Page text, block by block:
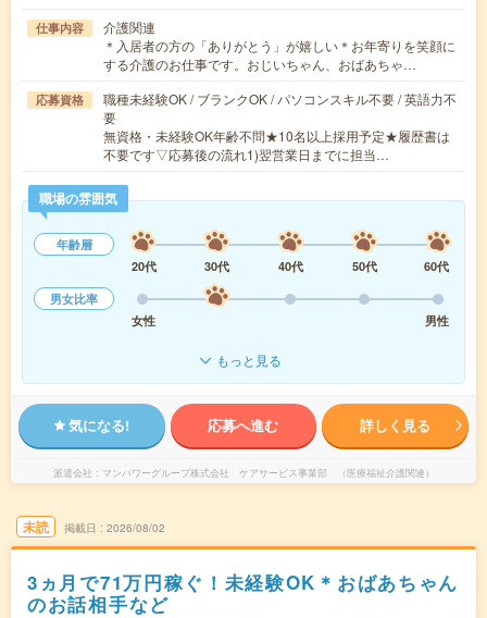
仕事内容
介護関連
＊入居者の方の「ありがとう」が嬉しい＊お年寄りを笑顔に
する介護のお仕事です。おじいちゃん、おばあちゃ…
応募資格
職種未経験OK / ブランクOK / パソコンスキル不要 / 英語力不
要
無資格・未経験OK年齢不問★10名以上採用予定★履歴書は
不要です▽応募後の流れ1)翌営業日までに担当…
職場の雰囲気
年齢層
20代
30代 40代 50代
60代
男女比率
女性
男性
もっと見る
気になる! 応募へ進む 詳しく見る
派遣会社 マンパワーグループ株式会社 ケアサービス事業部 （医療福祉介護関連）
未読 掲載日 2026/08/02
3ヵ月で71万円稼ぐ！未経験OK＊おばあちゃん
のお話相手など